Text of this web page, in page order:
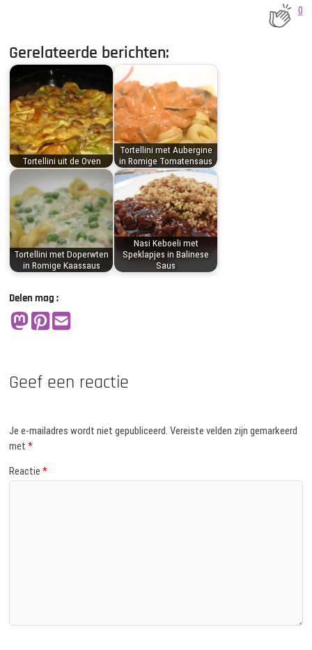
0
Gerelateerde berichten:
Tortellini uit de Oven
Tortellini met Aubergine
in Romige Tomatensaus
Tortellini met Doperwten
in Romige Kaassaus
Nasi Keboeli met
Speklapjes in Balinese
Saus
Delen mag :
Geef een reactie
Je e-mailadres wordt niet gepubliceerd. Vereiste velden zijn gemarkeerd
met*
Reactie*